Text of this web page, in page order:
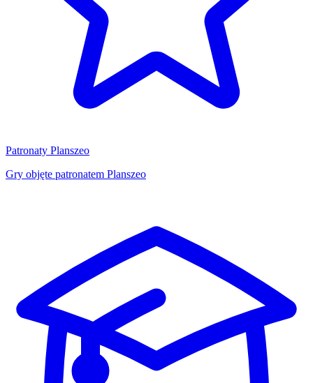
Patronaty Planszeo
Gry objęte patronatem Planszeo